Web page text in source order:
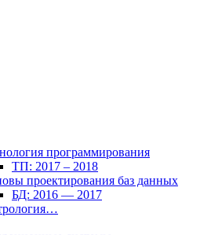
программирования
ТП: 2017 – 2018
проектирования баз данных
БД: 2016 — 2017